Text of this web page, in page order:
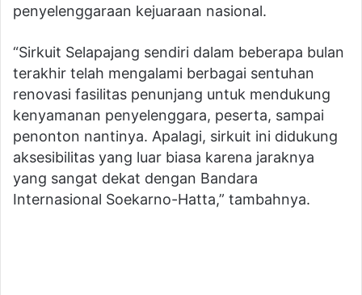
penyelenggaraan kejuaraan nasional.
“Sirkuit Selapajang sendiri dalam beberapa bulan
terakhir telah mengalami berbagai sentuhan
renovasi fasilitas penunjang untuk mendukung
kenyamanan penyelenggara, peserta, sampai
penonton nantinya. Apalagi, sirkuit ini didukung
aksesibilitas yang luar biasa karena jaraknya
yang sangat dekat dengan Bandara
Internasional Soekarno-Hatta,” tambahnya.